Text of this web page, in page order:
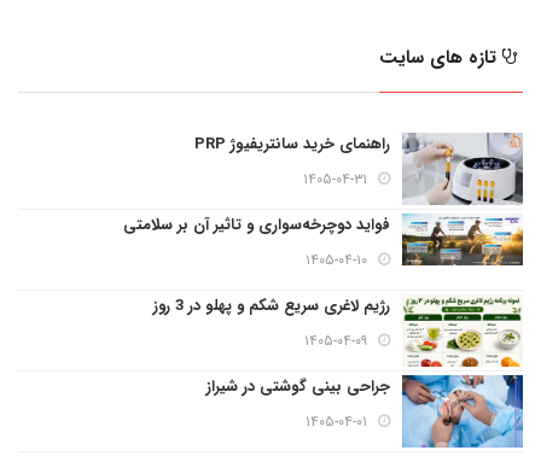
تازه های سایت
راهنمای خرید سانتریفیوژ PRP
۱۴۰۵-۰۴-۳۱
فواید دوچرخه‌سواری و تاثیر آن بر سلامتی
۱۴۰۵-۰۴-۱۰
رژیم لاغری سریع شکم و پهلو در 3 روز
۱۴۰۵-۰۴-۰۹
جراحی بینی گوشتی در شیراز
۱۴۰۵-۰۴-۰۱